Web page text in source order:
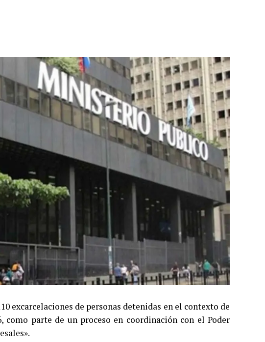
excarcelaciones de personas detenidas en el contexto de
parte de un proceso en coordinación con el Poder